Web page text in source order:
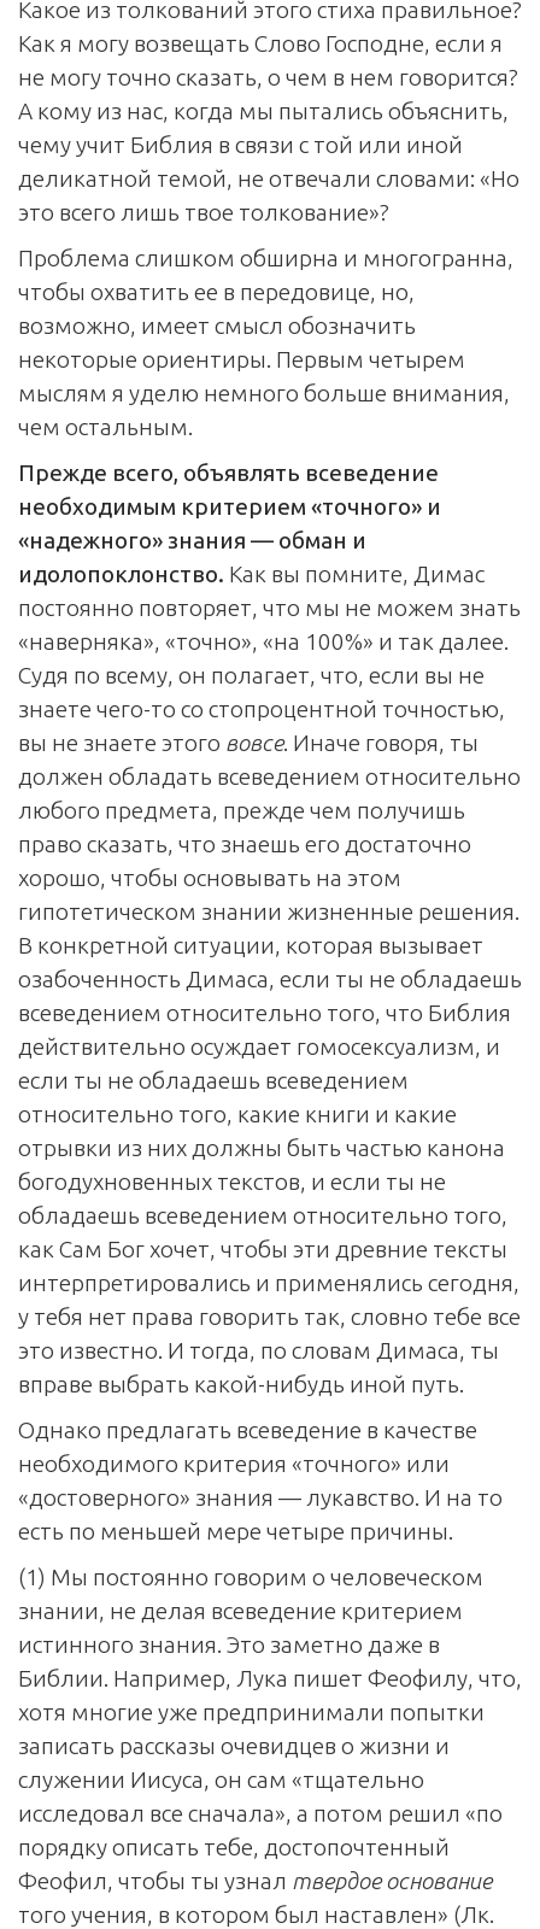
Какое из толкований этого стиха правильное?
Как я могу возвещать Слово Господне, если я
не могу точно сказать, о чем в нем говорится?
А кому из нас, когда мы пытались объяснить,
чему учит Библия в связи с той или иной
деликатной темой, не отвечали словами: «Но
это всего лишь твое толкование»?
Проблема слишком обширна и многогранна,
чтобы охватить ее в передовице, но,
возможно, имеет смысл обозначить
некоторые ориентиры. Первым четырем
мыслям я уделю немного больше внимания,
чем остальным.
Прежде всего, объявлять всеведение
необходимым критерием «точного» и
«надежного» знания — обман и
идолопоклонство. Как вы помните, Димас
постоянно повторяет, что мы не можем знать
«наверняка», «точно», «на 100%» и так далее.
Судя по всему, он полагает, что, если вы не
знаете чего-то со стопроцентной точностью,
вы не знаете этого вовсе. Иначе говоря, ты
должен обладать всеведением относительно
любого предмета, прежде чем получишь
право сказать, что знаешь его достаточно
хорошо, чтобы основывать на этом
гипотетическом знании жизненные решения.
В конкретной ситуации, которая вызывает
озабоченность Димаса, если ты не обладаешь
всеведением относительно того, что Библия
действительно осуждает гомосексуализм, и
если ты не обладаешь всеведением
относительно того, какие книги и какие
отрывки из них должны быть частью канона
богодухновенных текстов, и если ты не
обладаешь всеведением относительно того,
как Сам Бог хочет, чтобы эти древние тексты
интерпретировались и применялись сегодня,
у тебя нет права говорить так, словно тебе все
это известно. И тогда, по словам Димаса, ты
вправе выбрать какой-нибудь иной путь.
Однако предлагать всеведение в качестве
необходимого критерия «точного» или
«достоверного» знания — лукавство. И на то
есть по меньшей мере четыре причины.
(1) Мы постоянно говорим о человеческом
знании, не делая всеведение критерием
истинного знания. Это заметно даже в
Библии. Например, Лука пишет Феофилу, что,
хотя многие уже предпринимали попытки
записать рассказы очевидцев о жизни и
служении Иисуса, он сам «тщательно
исследовал все сначала», а потом решил «по
порядку описать тебе, достопочтенный
Феофил, чтобы ты узнал твердое основание
того учения, в котором был наставлен» (Лк.